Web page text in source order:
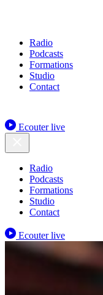
Radio
Podcasts
Formations
Studio
Contact
Ecouter live
Radio
Podcasts
Formations
Studio
Contact
Ecouter live